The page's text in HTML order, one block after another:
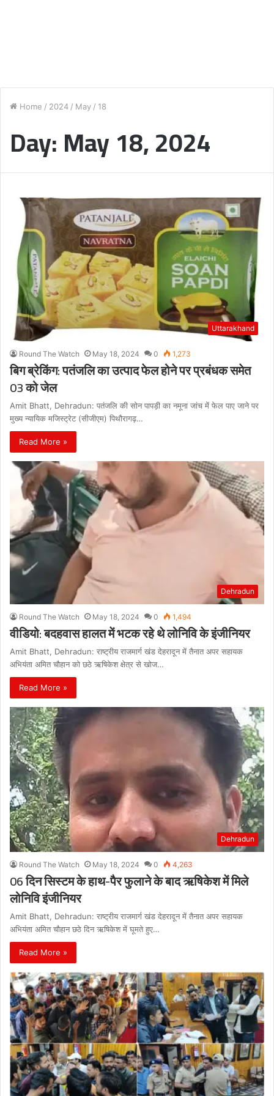
Home / 2024 / May / 18
Day:May 18, 2024
Uttarakhand
Round The Watch May 18, 2024 0 1,273
बिग ब्रेकिंग: पतंजलि का उत्पाद फेल होने पर प्रबंधक समेत
03 को जेल
Amit Bhatt, Dehradun: पतंजलि की सोन पापड़ी का नमूना जांच में फेल पाए जाने पर
मुख्य न्यायिक मजिस्ट्रेट (सीजीएम) पिथौरागढ़…
Read More »
Dehradun
Round The Watch May 18, 2024 0 1,494
वीडियो: बदहवास हालत में भटक रहे थे लोनिवि के इंजीनियर
Amit Bhatt, Dehradun: राष्ट्रीय राजमार्ग खंड देहरादून में तैनात अपर सहायक
अभियंता अमित चौहान को छठे ऋषिकेश क्षेत्र से खोज…
Read More »
Dehradun
Round The Watch May 18, 2024 0 4,263
06 दिन सिस्टम के हाथ-पैर फुलाने के बाद ऋषिकेश में मिले
लोनिवि इंजीनियर
Amit Bhatt, Dehradun: राष्ट्रीय राजमार्ग खंड देहरादून में तैनात अपर सहायक
अभियंता अमित चौहान छठे दिन ऋषिकेश में घूमते हुए…
Read More »